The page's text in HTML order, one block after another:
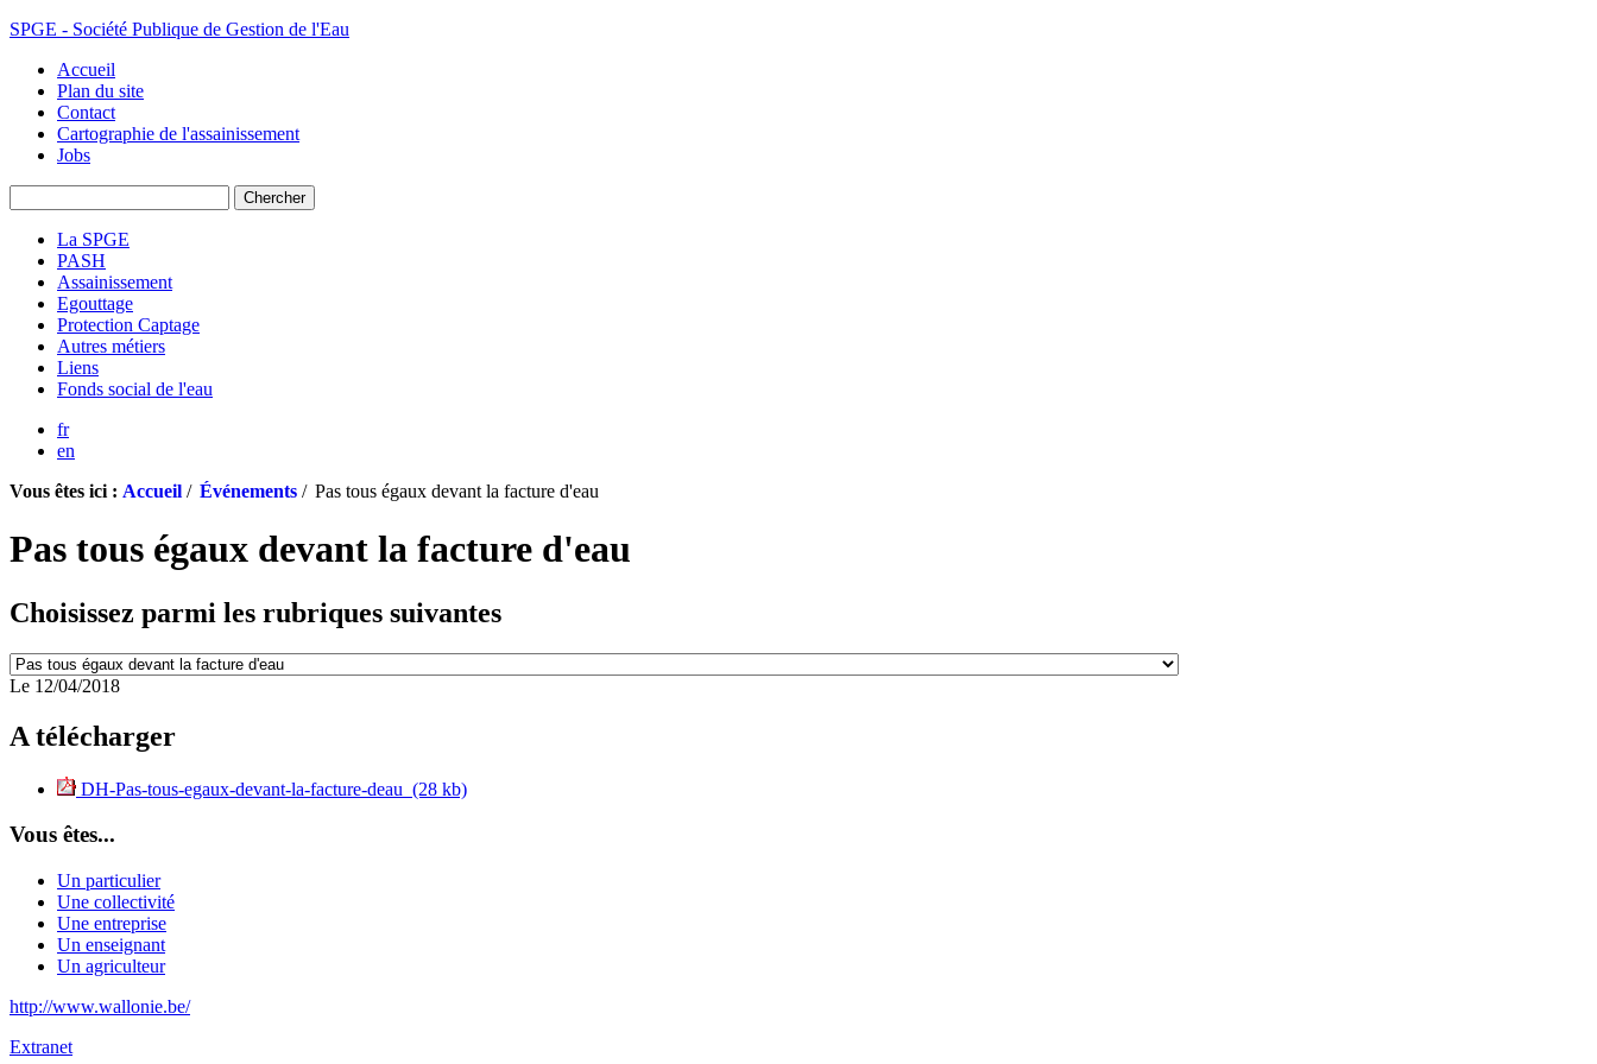
SPGE - Société Publique de Gestion de l'Eau
Accueil
Plan du site
Contact
Cartographie de l'assainissement
Jobs
La SPGE
PASH
Assainissement
Egouttage
Protection Captage
Autres métiers
Liens
Fonds social de l'eau
fr
en
Vous êtes ici : Accueil / Événements / Pas tous égaux devant la facture d'eau
Pas tous égaux devant la facture d'eau
Choisissez parmi les rubriques suivantes
Le 12/04/2018
A télécharger
DH-Pas-tous-egaux-devant-la-facture-deau (28 kb)
Vous êtes...
Un particulier
Une collectivité
Une entreprise
Un enseignant
Un agriculteur
http://www.wallonie.be/
Extranet